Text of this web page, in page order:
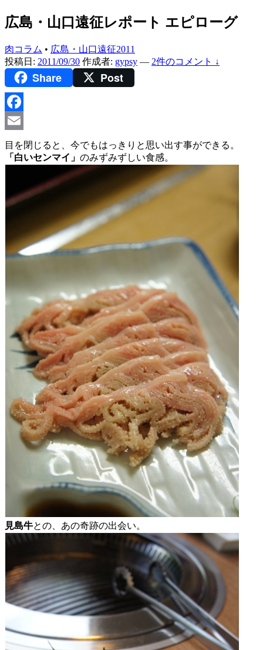
広島・山口遠征レポート エピローグ
肉コラム • 広島・山口遠征2011
投稿日: 2011/09/30 作成者: gypsy — 2件のコメント ↓
Share Post
Facebook
Email
目を閉じると、今でもはっきりと思い出す事ができる。
「白いセンマイ」 のみずみずしい食感。
見島牛との、あの奇跡の出会い。